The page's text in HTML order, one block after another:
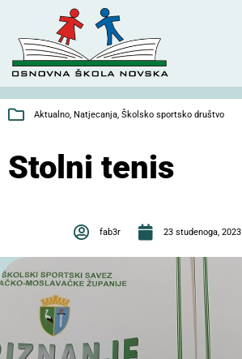
Aktualno, Natjecanja, Školsko sportsko društvo
Stolni tenis
fab3r 23 studenoga, 2023